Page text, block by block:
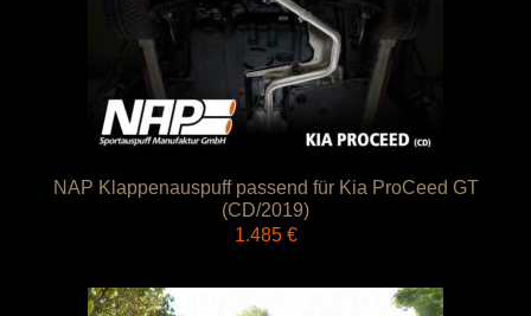
NAP Klappenauspuff passend für Kia ProCeed GT
(CD/2019)
1.485 €